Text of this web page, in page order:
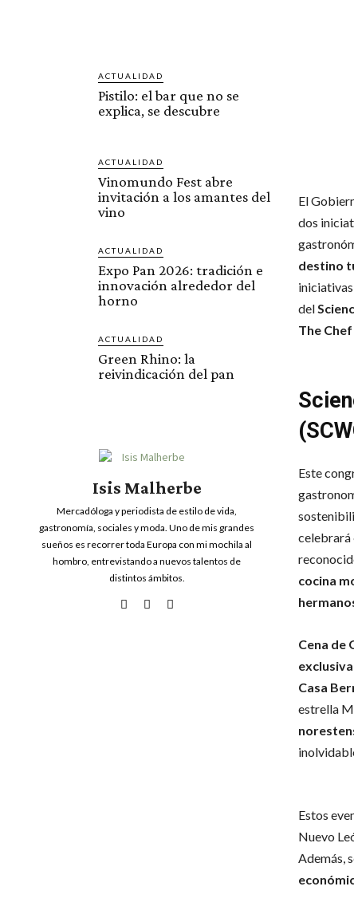
ACTUALIDAD
Pistilo: el bar que no se
explica, se descubre
ACTUALIDAD
Vinomundo Fest abre
invitación a los amantes del
vino
ACTUALIDAD
Expo Pan 2026: tradición e
innovación alrededor del
horno
ACTUALIDAD
Green Rhino: la
reivindicación del pan
Isis Malherbe
Mercadóloga y periodista de estilo de vida,
gastronomía, sociales y moda. Uno de mis grandes
sueños es recorrer toda Europa con mi mochila al
hombro, entrevistando a nuevos talentos de
distintos ámbitos.
El
dos
destino
del
The
Este
celebrará
cocina
Cena de
Casa
estrella
Estos
Nuevo
Además,